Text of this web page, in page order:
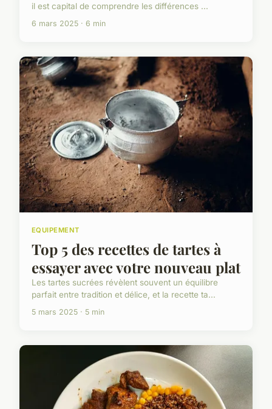
il est capital de comprendre les différences ...
6 mars 2025 · 6 min
EQUIPEMENT
Top 5 des recettes de tartes à
essayer avec votre nouveau plat
Les tartes sucrées révèlent souvent un équilibre
parfait entre tradition et délice, et la recette ta...
5 mars 2025 · 5 min